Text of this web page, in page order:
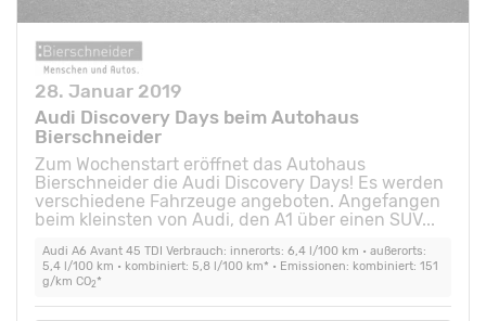
28. Januar 2019
Audi Discovery Days beim Autohaus
Bierschneider
Zum Wochenstart eröffnet das Autohaus
Bierschneider die Audi Discovery Days! Es werden
verschiedene Fahrzeuge angeboten. Angefangen
beim kleinsten von Audi, den A1 über einen SUV...
Audi A6 Avant 45 TDI Verbrauch: innerorts: 6,4 l/100 km • außerorts:
5,4 l/100 km • kombiniert: 5,8 l/100 km* • Emissionen: kombiniert: 151
g/km CO2*